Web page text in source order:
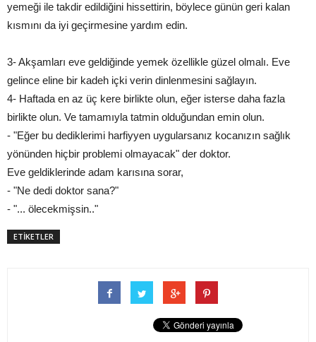
yemeği ile takdir edildiğini hissettirin, böylece günün geri kalan
kısmını da iyi geçirmesine yardım edin.
3- Akşamları eve geldiğinde yemek özellikle güzel olmalı. Eve
gelince eline bir kadeh içki verin dinlenmesini sağlayın.
4- Haftada en az üç kere birlikte olun, eğer isterse daha fazla
birlikte olun. Ve tamamıyla tatmin olduğundan emin olun.
- "Eğer bu dediklerimi harfiyyen uygularsanız kocanızın sağlık
yönünden hiçbir problemi olmayacak" der doktor.
Eve geldiklerinde adam karısına sorar,
- "Ne dedi doktor sana?"
- "... ölecekmişsin.."
ETİKETLER